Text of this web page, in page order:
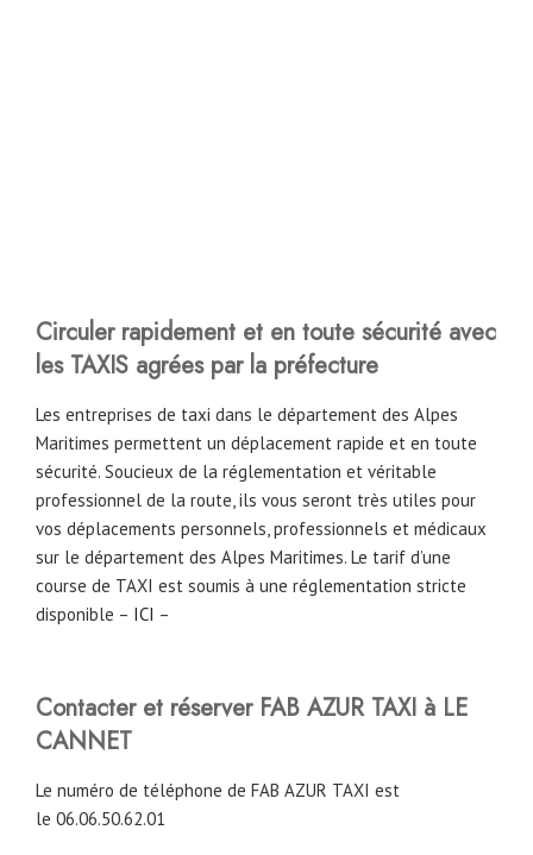
Circuler rapidement et en toute sécurité avec
les TAXIS agrées par la préfecture
Les entreprises de taxi dans le département des Alpes
Maritimes permettent un déplacement rapide et en toute
sécurité. Soucieux de la réglementation et véritable
professionnel de la route, ils vous seront très utiles pour
vos déplacements personnels, professionnels et médicaux
sur le département des Alpes Maritimes. Le tarif d’une
course de TAXI est soumis à une réglementation stricte
disponible – ICI –
Contacter et réserver FAB AZUR TAXI à LE
CANNET
Le numéro de téléphone de FAB AZUR TAXI est
le 06.06.50.62.01